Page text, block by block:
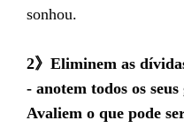
sonhou.
2》Eliminem as
- anotem todos os
Avaliem o que pode